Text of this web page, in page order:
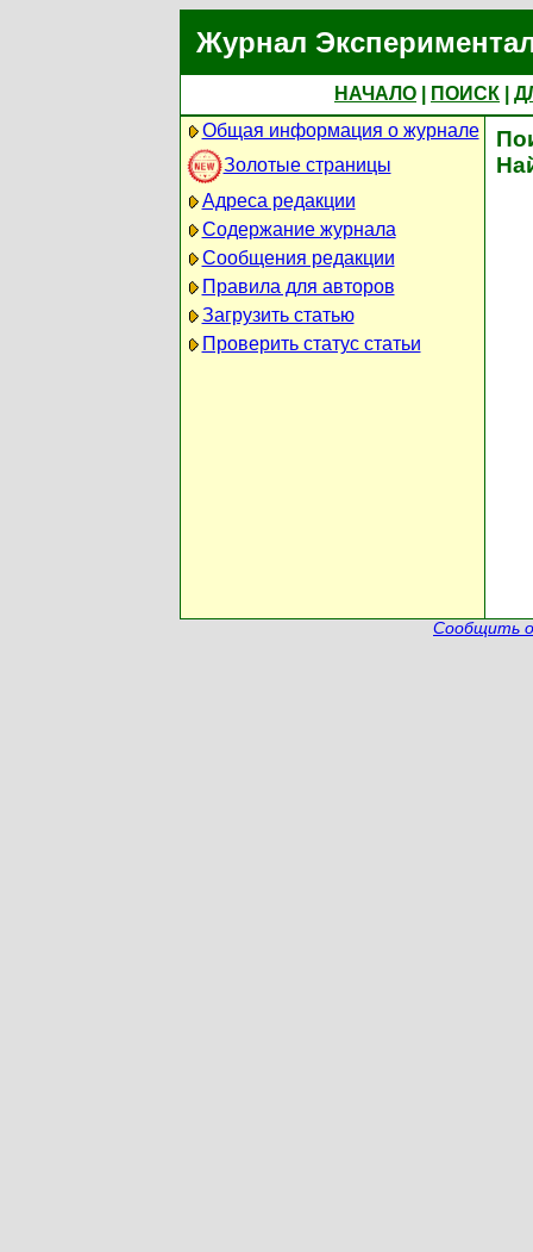
Журнал
НАЧАЛО ПОИСК
Общая информация о журнале
Золотые страницы
Адреса редакции
Содержание журнала
Сообщения редакции
Правила для авторов
Загрузить статью
Проверить статус статьи
Сообщить о